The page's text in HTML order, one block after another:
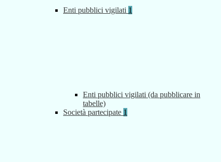
Enti pubblici vigilati 1
Enti pubblici vigilati (da pubblicare in
tabelle)
Società partecipate 1